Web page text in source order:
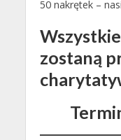
50 nakrętek –
zostaną